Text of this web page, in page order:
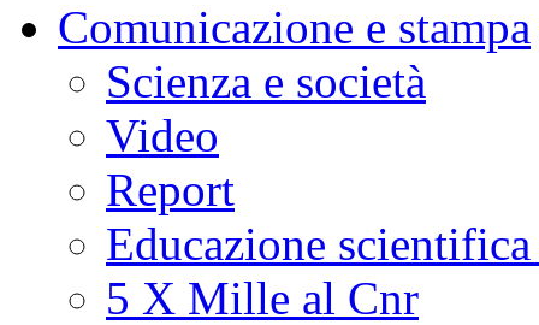
Comunicazione e stampa
Scienza e società
Video
Report
Educazione
5 X Mille al Cnr